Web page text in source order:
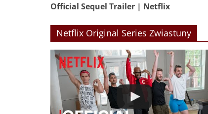
Official Sequel Trailer | Netflix
Netflix Original Series Zwiastuny